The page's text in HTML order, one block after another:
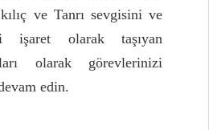
ve Tanrı sevgisini ve
işaret olarak taşıyan
olarak görevlerinizi
edin.